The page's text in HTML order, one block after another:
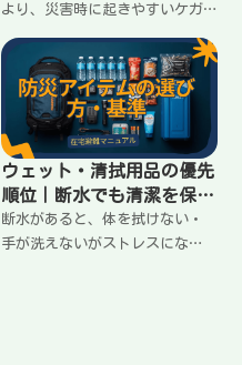
より、災害時に起きやすいケガ
にある物で補えるものと、買っ
ておくべきものを分けて整理し
ます。
ウェット・清拭用品の優先
順位｜断水でも清潔を保つ
最小セット
断水があると、体を拭けない・
手が洗えないがストレスにな